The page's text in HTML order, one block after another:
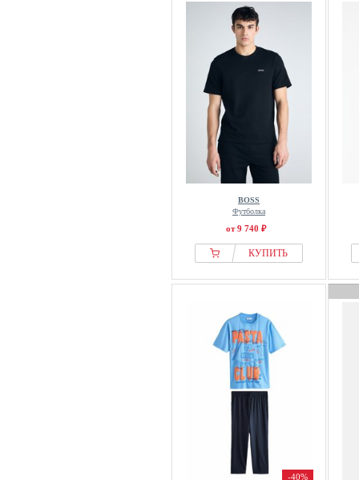
BOSS
Футболка
от 9 740 ₽
КУПИТЬ
-40%